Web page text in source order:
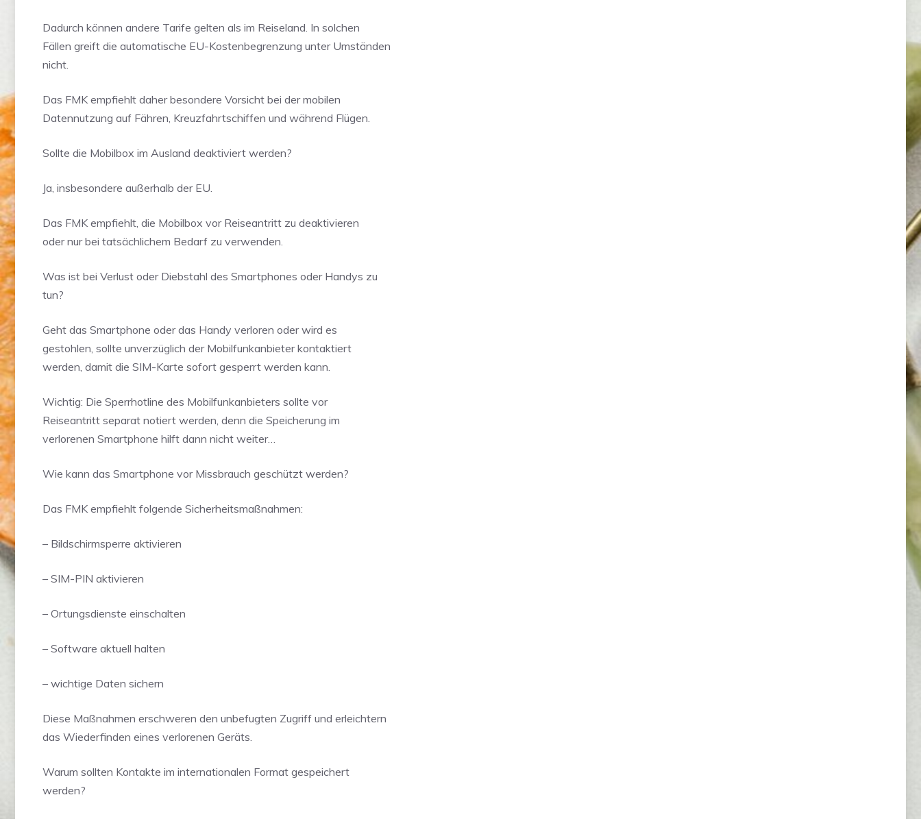
Dadurch können andere Tarife gelten als im Reiseland. In solchen
Fällen greift die automatische EU-Kostenbegrenzung unter Umständen
nicht.
Das FMK empfiehlt daher besondere Vorsicht bei der mobilen
Datennutzung auf Fähren, Kreuzfahrtschiffen und während Flügen.
Sollte die Mobilbox im Ausland deaktiviert werden?
Ja, insbesondere außerhalb der EU.
Das FMK empfiehlt, die Mobilbox vor Reiseantritt zu deaktivieren
oder nur bei tatsächlichem Bedarf zu verwenden.
Was ist bei Verlust oder Diebstahl des Smartphones oder Handys zu
tun?
Geht das Smartphone oder das Handy verloren oder wird es
gestohlen, sollte unverzüglich der Mobilfunkanbieter kontaktiert
werden, damit die SIM-Karte sofort gesperrt werden kann.
Wichtig: Die Sperrhotline des Mobilfunkanbieters sollte vor
Reiseantritt separat notiert werden, denn die Speicherung im
verlorenen Smartphone hilft dann nicht weiter…
Wie kann das Smartphone vor Missbrauch geschützt werden?
Das FMK empfiehlt folgende Sicherheitsmaßnahmen:
– Bildschirmsperre aktivieren
– SIM-PIN aktivieren
– Ortungsdienste einschalten
– Software aktuell halten
– wichtige Daten sichern
Diese Maßnahmen erschweren den unbefugten Zugriff und erleichtern
das Wiederfinden eines verlorenen Geräts.
Warum sollten Kontakte im internationalen Format gespeichert
werden?